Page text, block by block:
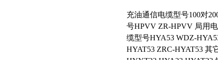
充油通信电缆型号100对
号HPVV ZR-HPVV 局用
缆型号HYA53 WDZ-
HYAT53 ZRC-HYAT53